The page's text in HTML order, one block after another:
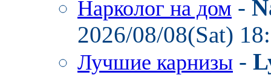
Нарколог на дом -
2026/08/08(Sat)
Лучшие карнизы -